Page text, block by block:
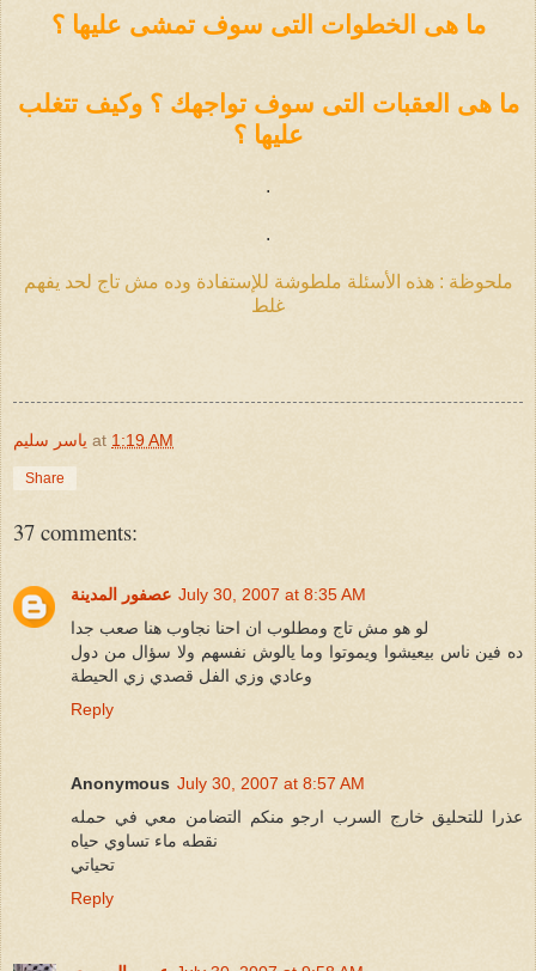
ما هى الخطوات التى سوف تمشى عليها ؟
ما هى العقبات التى سوف تواجهك ؟ وكيف تتغلب
عليها ؟
.
.
ملحوظة : هذه الأسئلة ملطوشة للإستفادة وده مش تاج لحد يفهم
غلط
ياسر سليم at 1:19 AM
Share
37 comments:
عصفور المدينة July 30, 2007 at 8:35 AM
لو هو مش تاج ومطلوب ان احنا نجاوب هنا صعب جدا
ده فين ناس بيعيشوا ويموتوا وما يالوش نفسهم ولا سؤال من دول
وعادي وزي الفل قصدي زي الحيطة
Reply
Anonymous July 30, 2007 at 8:57 AM
عذرا للتحليق خارج السرب ارجو منكم التضامن معي في حمله
نقطه ماء تساوي حياه
تحياتي
Reply